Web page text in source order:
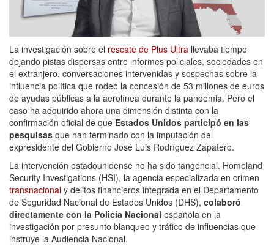
La investigación sobre el rescate de Plus Ultra llevaba tiempo
dejando pistas dispersas entre informes policiales, sociedades en
el extranjero, conversaciones intervenidas y sospechas sobre la
influencia política que rodeó la concesión de 53 millones de euros
de ayudas públicas a la aerolínea durante la pandemia. Pero el
caso ha adquirido ahora una dimensión distinta con la
confirmación oficial de que Estados Unidos participó en las
pesquisas que han terminado con la imputación del
expresidente del Gobierno José Luis Rodríguez Zapatero.
La intervención estadounidense no ha sido tangencial. Homeland
Security Investigations (HSI), la agencia especializada en crimen
transnacional y delitos financieros integrada en el Departamento
de Seguridad Nacional de Estados Unidos (DHS), colaboró
directamente con la Policía Nacional española en la
investigación por presunto blanqueo y tráfico de influencias que
instruye la Audiencia Nacional.